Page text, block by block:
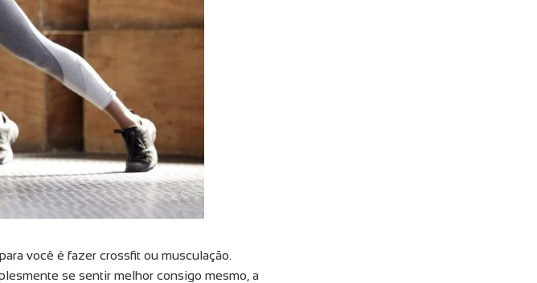
você é fazer crossfit ou musculação.
se sentir melhor consigo mesmo, a